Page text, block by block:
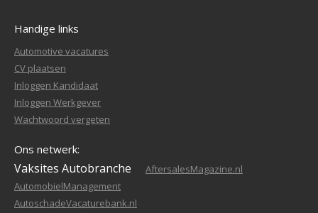
Handige links
Automotive vacatures
CV plaatsen
Inloggen Kandidaat
Inloggen Werkgever
Wachtwoord vergeten
Ons netwerk:
Vaksites Autobranche
AftersalesMagazine.nl
AutomobielManagement
AutoschadeVacaturebank.nl